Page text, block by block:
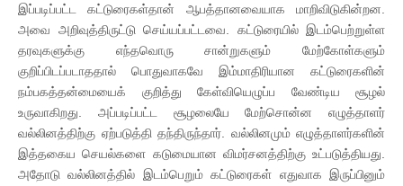
இப்படிப்பட்ட கட்டுரைகள்தான் ஆபத்தானவையாக மாறிவிடுகின்றன.
அவை அறிவுத்திருட்டு செய்யப்பட்டவை. கட்டுரையில் இடம்பெற்றுள்ள
தரவுகளுக்கு எந்தவொரு சான்றுகளும் மேற்கோள்களும்
குறிப்பிடப்படாததால் பொதுவாகவே இம்மாதிரியான கட்டுரைகளின்
நம்பகத்தன்மையைக் குறித்து கேள்வியெழுப்ப வேண்டிய சூழல்
உருவாகிறது. அப்படிப்பட்ட சூழலையே மேற்சொன்ன எழுத்தாளர்
வல்லினத்திற்கு ஏற்படுத்தி தந்திருந்தார். வல்லினமும் எழுத்தாளர்களின்
இத்தகைய செயல்களை கடுமையான விமர்சனத்திற்கு உட்படுத்தியது.
அதோடு வல்லினத்தில் இடம்பெறும் கட்டுரைகள் எதுவாக இருப்பினும்